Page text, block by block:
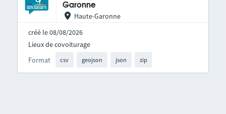
Garonne
Haute-Garonne
créé le 08/08/2026
Format csv geojson json zip
Lieux de covoiturage